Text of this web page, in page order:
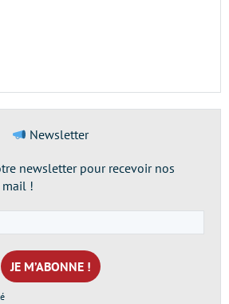
Newsletter
newsletter pour recevoir nos
mail !
e-
mail
*